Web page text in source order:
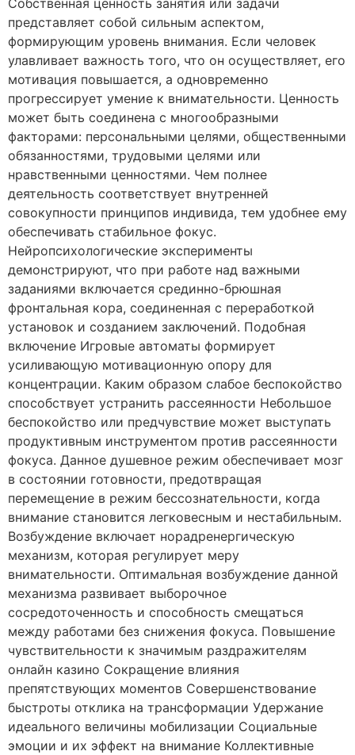
Собственная ценность занятия или задачи
представляет собой сильным аспектом,
формирующим уровень внимания. Если человек
улавливает важность того, что он осуществляет, его
мотивация повышается, а одновременно
прогрессирует умение к внимательности. Ценность
может быть соединена с многообразными
факторами: персональными целями, общественными
обязанностями, трудовыми целями или
нравственными ценностями. Чем полнее
деятельность соответствует внутренней
совокупности принципов индивида, тем удобнее ему
обеспечивать стабильное фокус.
Нейропсихологические эксперименты
демонстрируют, что при работе над важными
заданиями включается срединно-брюшная
фронтальная кора, соединенная с переработкой
установок и созданием заключений. Подобная
включение Игровые автоматы формирует
усиливающую мотивационную опору для
концентрации. Каким образом слабое беспокойство
способствует устранить рассеянности Небольшое
беспокойство или предчувствие может выступать
продуктивным инструментом против рассеянности
фокуса. Данное душевное режим обеспечивает мозг
в состоянии готовности, предотвращая
перемещение в режим бессознательности, когда
внимание становится легковесным и нестабильным.
Возбуждение включает норадренергическую
механизм, которая регулирует меру
внимательности. Оптимальная возбуждение данной
механизма развивает выборочное
сосредоточенность и способность смещаться
между работами без снижения фокуса. Повышение
чувствительности к значимым раздражителям
онлайн казино Сокращение влияния
препятствующих моментов Совершенствование
быстроты отклика на трансформации Удержание
идеального величины мобилизации Социальные
эмоции и их эффект на внимание Коллективные